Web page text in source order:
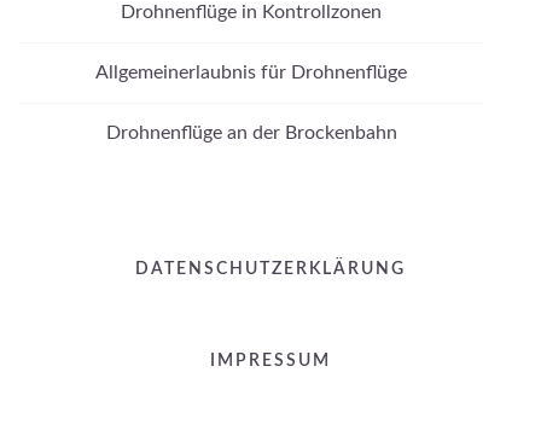
Drohnenflüge in Kontrollzonen
Allgemeinerlaubnis für Drohnenflüge
Drohnenflüge an der Brockenbahn
DATENSCHUTZERKLÄRUNG
IMPRESSUM